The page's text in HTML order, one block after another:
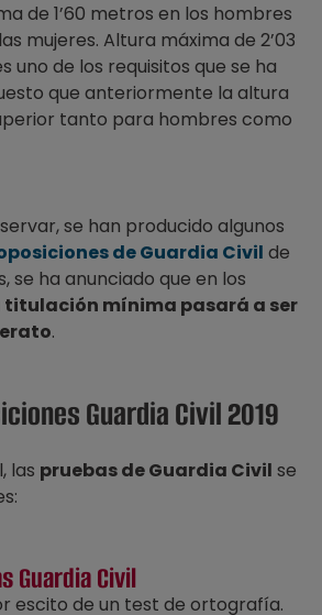
de 1’60 metros en los hombres
mujeres. Altura máxima de 2’03
uno de los requisitos que se ha
que anteriormente la altura
tanto para hombres como
se han producido algunos
de Guardia Civil de
se ha anunciado que en los
titulación mínima pasará a ser
.
Guardia Civil 2019
las pruebas de Guardia Civil se
Guardia Civil
escito de un test de ortografía.